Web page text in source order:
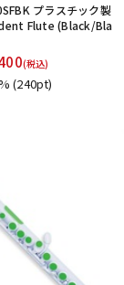
プラスチック製
Flute (Black/Bla
(税込)
(240pt)